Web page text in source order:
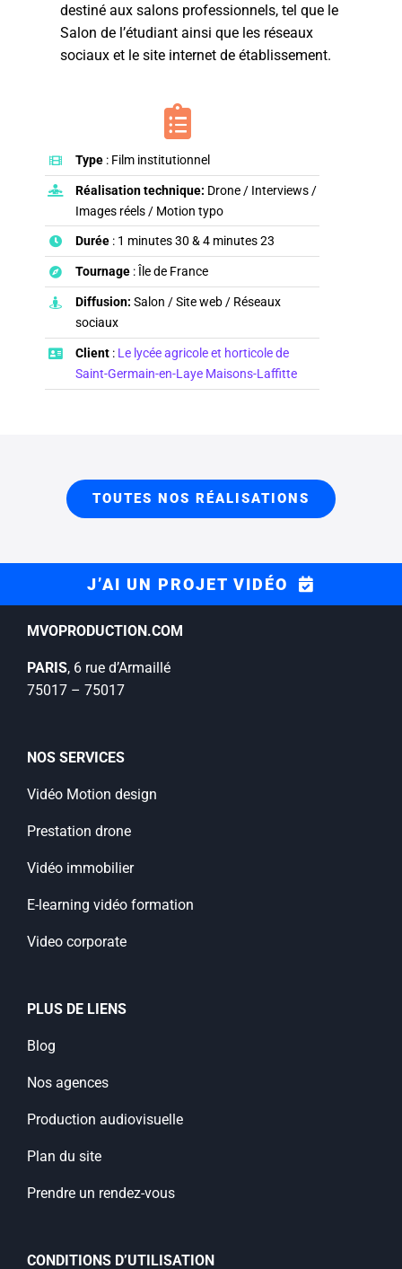
destiné aux salons professionnels, tel que le
Salon de l’étudiant ainsi que les réseaux
sociaux et le site internet de établissement.
Type: Film institutionnel
Réalisation technique: Drone / Interviews /
Images réels / Motion typo
Durée: 1 minutes 30 & 4 minutes 23
Tournage: Île de France
Diffusion: Salon / Site web / Réseaux
sociaux
Client: Le lycée agricole et horticole de
Saint-Germain-en-Laye Maisons-Laffitte
TOUTES NOS RÉALISATIONS
J’AI UN PROJET VIDÉO
MVOPRODUCTION.COM
PARIS, 6 rue d’Armaillé
75017 – 75017
NOS SERVICES
Vidéo Motion design
Prestation drone
Vidéo immobilier
E-learning vidéo formation
Video corporate
PLUS DE LIENS
Blog
Nos agences
Production audiovisuelle
Plan du site
Prendre un rendez-vous
CONDITIONS D’UTILISATION